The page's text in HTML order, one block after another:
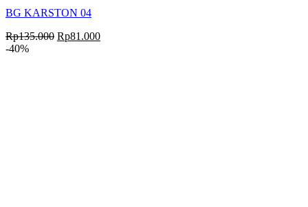
BG KARSTON 04
Rp135.000 Rp81.000
-40%